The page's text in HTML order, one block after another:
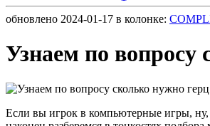
обновлено 2024-01-17 в колонке:
Узнаем по вопросу
Если вы игрок в компьютерные игры, ну,